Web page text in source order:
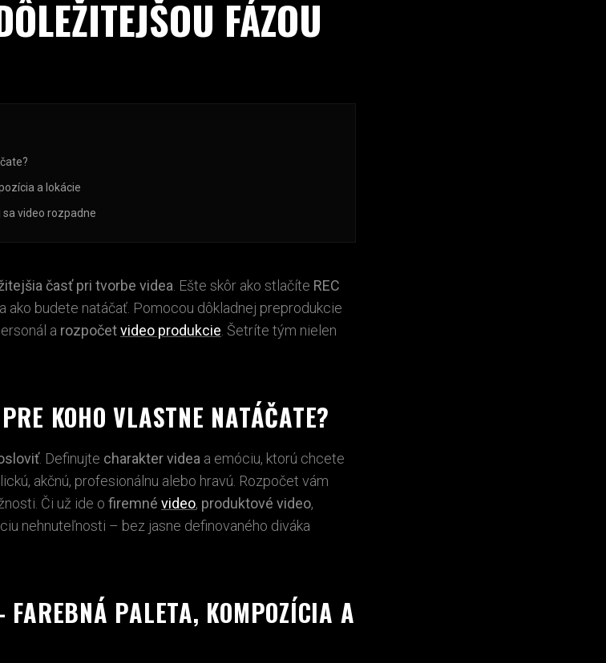
FÁZOU
a lokácie
video rozpadne
časť pri tvorbe videa . Ešte skôr ako stlačíte REC
ako budete natáčať. Pomocou dôkladnej preprodukcie
a rozpočetvideo produkcie . Šetríte tým nielen
KOHO VLASTNE NATÁČATE?
. Definujte charakter videa a emóciu, ktorú chcete
akčnú, profesionálnu alebo hravú. Rozpočet vám
Či už ide o firemné video, produktové video,
nehnuteľnosti – bez jasne definovaného diváka
PALETA, KOMPOZÍCIA A